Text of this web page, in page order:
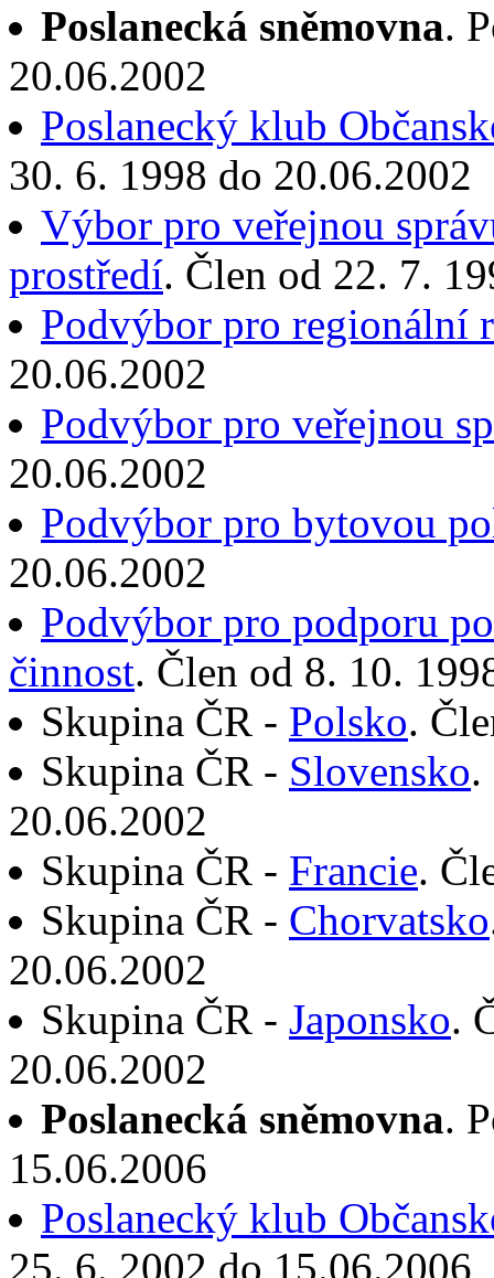
Poslanecká sněmovna.
20.06.2002
Poslanecký klub
30. 6. 1998 do 20.06.2002
Výbor pro veřejnou
prostředí. Člen od 22. 7.
Podvýbor pro regionální
20.06.2002
Podvýbor pro veřejnou
20.06.2002
Podvýbor pro bytovou
20.06.2002
Podvýbor pro podporu
činnost. Člen od 8. 10.
Skupina ČR - Polsko.
Skupina ČR - Slovensko.
20.06.2002
Skupina ČR - Francie.
Skupina ČR - Chorvatsko
20.06.2002
Skupina ČR - Japonsko.
20.06.2002
Poslanecká sněmovna.
15.06.2006
Poslanecký klub
25. 6. 2002 do 15.06.2006